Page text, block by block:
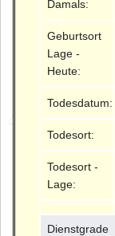
Damals:
Geburtsort
Lage -
Heute:
Todesdatum:
Todesort:
Todesort -
Lage:
Dienstgrade